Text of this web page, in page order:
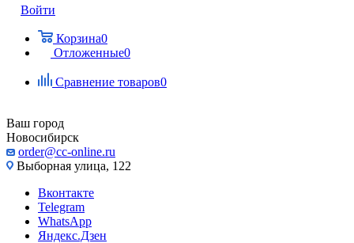
Войти
Корзина0
Отложенные0
Сравнение товаров0
Ваш город
Новосибирск
order@cc-online.ru
Выборная улица, 122
Вконтакте
Telegram
WhatsApp
Яндекс.Дзен